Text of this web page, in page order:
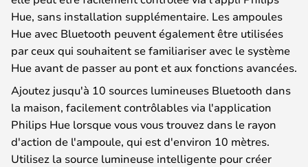
Hue, sans installation supplémentaire. Les ampoules
Hue avec Bluetooth peuvent également être utilisées
par ceux qui souhaitent se familiariser avec le système
Hue avant de passer au pont et aux fonctions avancées.
Ajoutez jusqu'à 10 sources lumineuses Bluetooth dans
la maison, facilement contrôlables via l'application
Philips Hue lorsque vous vous trouvez dans le rayon
d'action de l'ampoule, qui est d'environ 10 mètres.
Utilisez la source lumineuse intelligente pour créer